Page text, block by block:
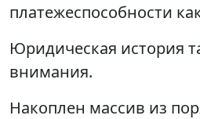
платежеспособности
Юридическая история
внимания.
Накоплен массив из